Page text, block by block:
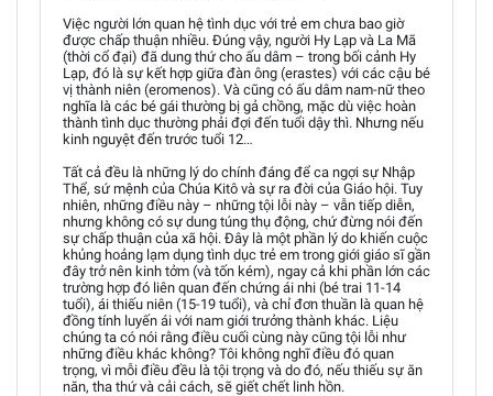
Việc người lớn quan hệ tình dục với trẻ em chưa bao giờ
được chấp thuận nhiều. Đúng vậy, người Hy Lạp và La Mã
(thời cổ đại) đã dung thứ cho ấu dâm – trong bối cảnh Hy
Lạp, đó là sự kết hợp giữa đàn ông (erastes) với các cậu bé
vị thành niên (eromenos). Và cũng có ấu dâm nam-nữ theo
nghĩa là các bé gái thường bị gả chồng, mặc dù việc hoàn
thành tình dục thường phải đợi đến tuổi dậy thì. Nhưng nếu
kinh nguyệt đến trước tuổi 12…
Tất cả đều là những lý do chính đáng để ca ngợi sự Nhập
Thể, sứ mệnh của Chúa Kitô và sự ra đời của Giáo hội. Tuy
nhiên, những điều này – những tội lỗi này – vẫn tiếp diễn,
nhưng không có sự dung túng thụ động, chứ đừng nói đến
sự chấp thuận của xã hội. Đây là một phần lý do khiến cuộc
khủng hoảng lạm dụng tình dục trẻ em trong giới giáo sĩ gần
đây trở nên kinh tởm (và tốn kém), ngay cả khi phần lớn các
trường hợp đó liên quan đến chứng ái nhi (bé trai 11-14
tuổi), ái thiếu niên (15-19 tuổi), và chỉ đơn thuần là quan hệ
đồng tính luyến ái với nam giới trưởng thành khác. Liệu
chúng ta có nói rằng điều cuối cùng này cũng tội lỗi như
những điều khác không? Tôi không nghĩ điều đó quan
trọng, vì mỗi điều đều là tội trọng và do đó, nếu thiếu sự ăn
năn, tha thứ và cải cách, sẽ giết chết linh hồn.